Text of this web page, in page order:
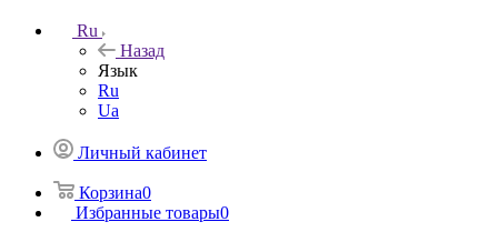
Ru
Назад
Язык
Ru
Ua
Личный кабинет
Корзина0
Избранные товары0